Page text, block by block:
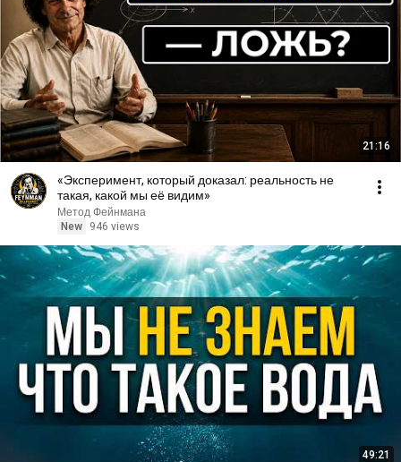
21:16
«Эксперимент, который доказал: реальность не
такая, какой мы её видим»
Метод Фейнмана
New
946 views
49:21